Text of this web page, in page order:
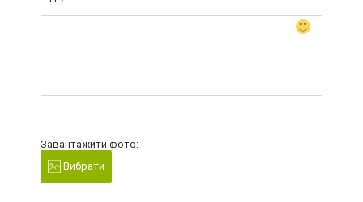
Завантажити фото:
Вибрати